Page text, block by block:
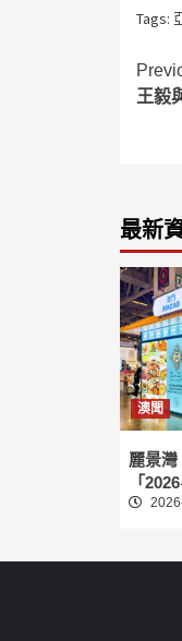
Tags:
王毅
最新
澳聞
麗景灣
「